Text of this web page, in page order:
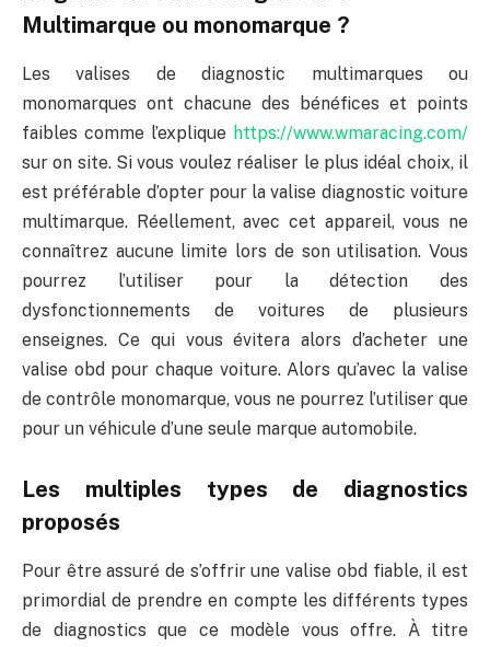
Multimarque ou monomarque ?
Les valises de diagnostic multimarques ou
monomarques ont chacune des bénéfices et points
faibles comme l’explique https://www.wmaracing.com/
sur on site. Si vous voulez réaliser le plus idéal choix, il
est préférable d’opter pour la valise diagnostic voiture
multimarque. Réellement, avec cet appareil, vous ne
connaîtrez aucune limite lors de son utilisation. Vous
pourrez l’utiliser pour la détection des
dysfonctionnements de voitures de plusieurs
enseignes. Ce qui vous évitera alors d’acheter une
valise obd pour chaque voiture. Alors qu’avec la valise
de contrôle monomarque, vous ne pourrez l’utiliser que
pour un véhicule d’une seule marque automobile.
Les multiples types de diagnostics
proposés
Pour être assuré de s’offrir une valise obd fiable, il est
primordial de prendre en compte les différents types
de diagnostics que ce modèle vous offre. À titre